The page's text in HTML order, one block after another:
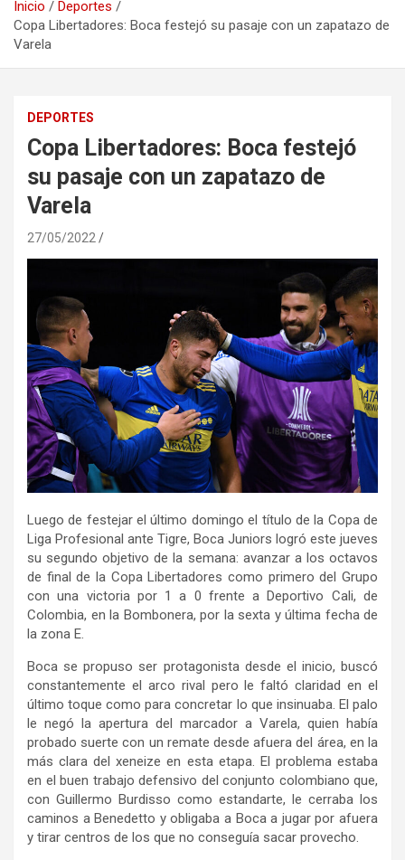
Inicio
Deportes
Copa Libertadores: Boca festejó su pasaje con un zapatazo de
Varela
DEPORTES
Copa Libertadores: Boca festejó
su pasaje con un zapatazo de
Varela
27/05/2022
Luego de festejar el último domingo el título de la Copa de
Liga Profesional ante Tigre, Boca Juniors logró este jueves
su segundo objetivo de la semana: avanzar a los octavos
de final de la Copa Libertadores como primero del Grupo
con una victoria por 1 a 0 frente a Deportivo Cali, de
Colombia, en la Bombonera, por la sexta y última fecha de
la zona E.
Boca se propuso ser protagonista desde el inicio, buscó
constantemente el arco rival pero le faltó claridad en el
último toque como para concretar lo que insinuaba. El palo
le negó la apertura del marcador a Varela, quien había
probado suerte con un remate desde afuera del área, en la
más clara del xeneize en esta etapa. El problema estaba
en el buen trabajo defensivo del conjunto colombiano que,
con Guillermo Burdisso como estandarte, le cerraba los
caminos a Benedetto y obligaba a Boca a jugar por afuera
y tirar centros de los que no conseguía sacar provecho.